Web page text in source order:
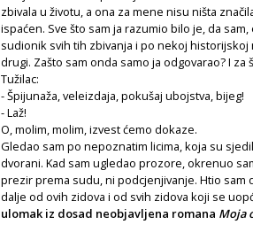
zbivala u životu, a ona za mene nisu ništa
ispaćen. Sve što sam ja razumio bilo je, da
sudionik svih tih zbivanja i po nekoj
drugi. Zašto sam onda samo ja odgovarao? I
Tužilac:
- Špijunaža, veleizdaja, pokušaj ubojstva, bijeg!
- Laž!
O, molim, molim, izvest ćemo dokaze.
Gledao sam po nepoznatim licima, koja su
dvorani. Kad sam ugledao prozore, okrenuo
prezir prema sudu, ni podcjenjivanje. Htio sam
dalje od ovih zidova i od svih zidova koji se
ulomak iz dosad neobjavljena romana Moja